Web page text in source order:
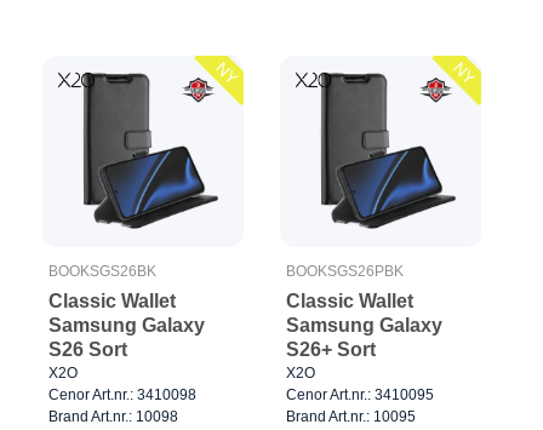
NY
BOOKSGS26BK
Classic Wallet
Samsung Galaxy
S26 Sort
X2O
Cenor Art.nr.: 3410098
Brand Art.nr.: 10098
NY
BOOKSGS26PBK
Classic Wallet
Samsung Galaxy
S26+ Sort
X2O
Cenor Art.nr.: 3410095
Brand Art.nr.: 10095